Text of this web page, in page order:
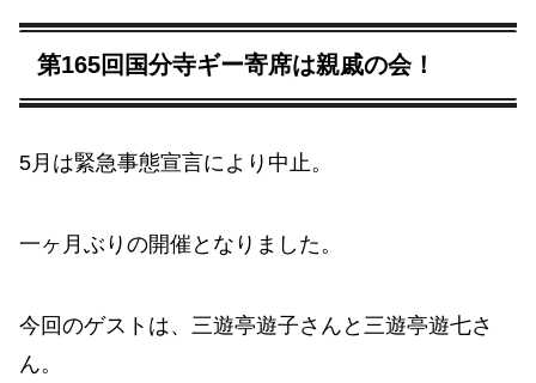
第165回国分寺ギー寄席は親戚の会！
5月は緊急事態宣言により中止。
一ヶ月ぶりの開催となりました。
今回のゲストは、三遊亭遊子さんと三遊亭遊七さ
ん。